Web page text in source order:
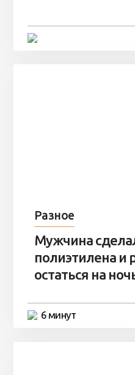
Разное
Мужчина
полиэтилена и
остаться на
6 минут